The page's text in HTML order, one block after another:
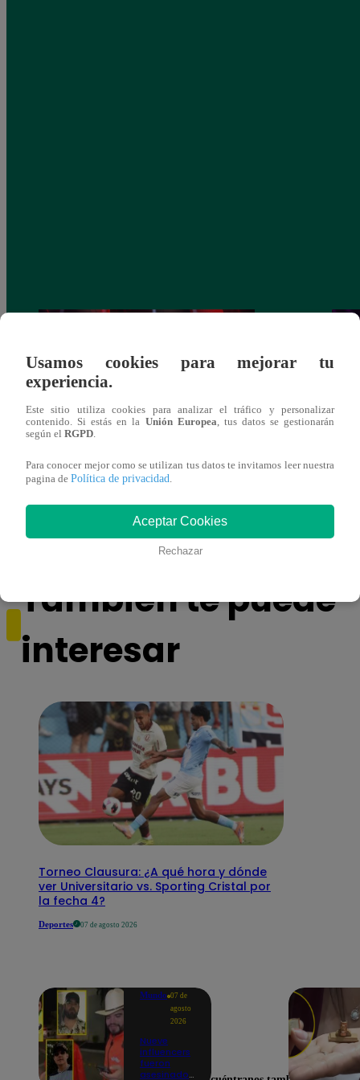
Yo Soy GRANDES BATALLAS: ¡El
Pájaro Gómez venció a Miguel Mateos y
Yo
También te puede
interesar
Torneo Clausura: ¿A qué hora y dónde
ver Universitario vs. Sporting Cristal por
la fecha 4?
Deportes 07 de agosto 2026
Mundo 07 de
agosto
2026
Nueve
influencers
fueron
asesinados
Usamos cookies para mejorar tu
experiencia.
Este sitio utiliza cookies para analizar el tráfico y personalizar
contenido. Si estás en la Unión Europea , tus datos se gestionarán
según el RGPD
Para conocer mejor como se utilizan tus datos te invitamos leer nuestra
pagina de Política de privacidad
Aceptar Cookies
Rechazar